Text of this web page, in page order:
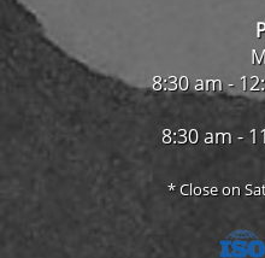
8:30 am -
8:30 am -
* Close on